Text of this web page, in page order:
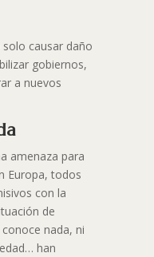
causar daño
gobiernos,
a nuevos
amenaza para
Europa, todos
con la
de
nada, ni
han